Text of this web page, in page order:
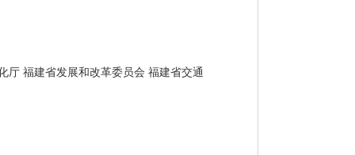
厅 福建省发展和改革委员会 福建省交通